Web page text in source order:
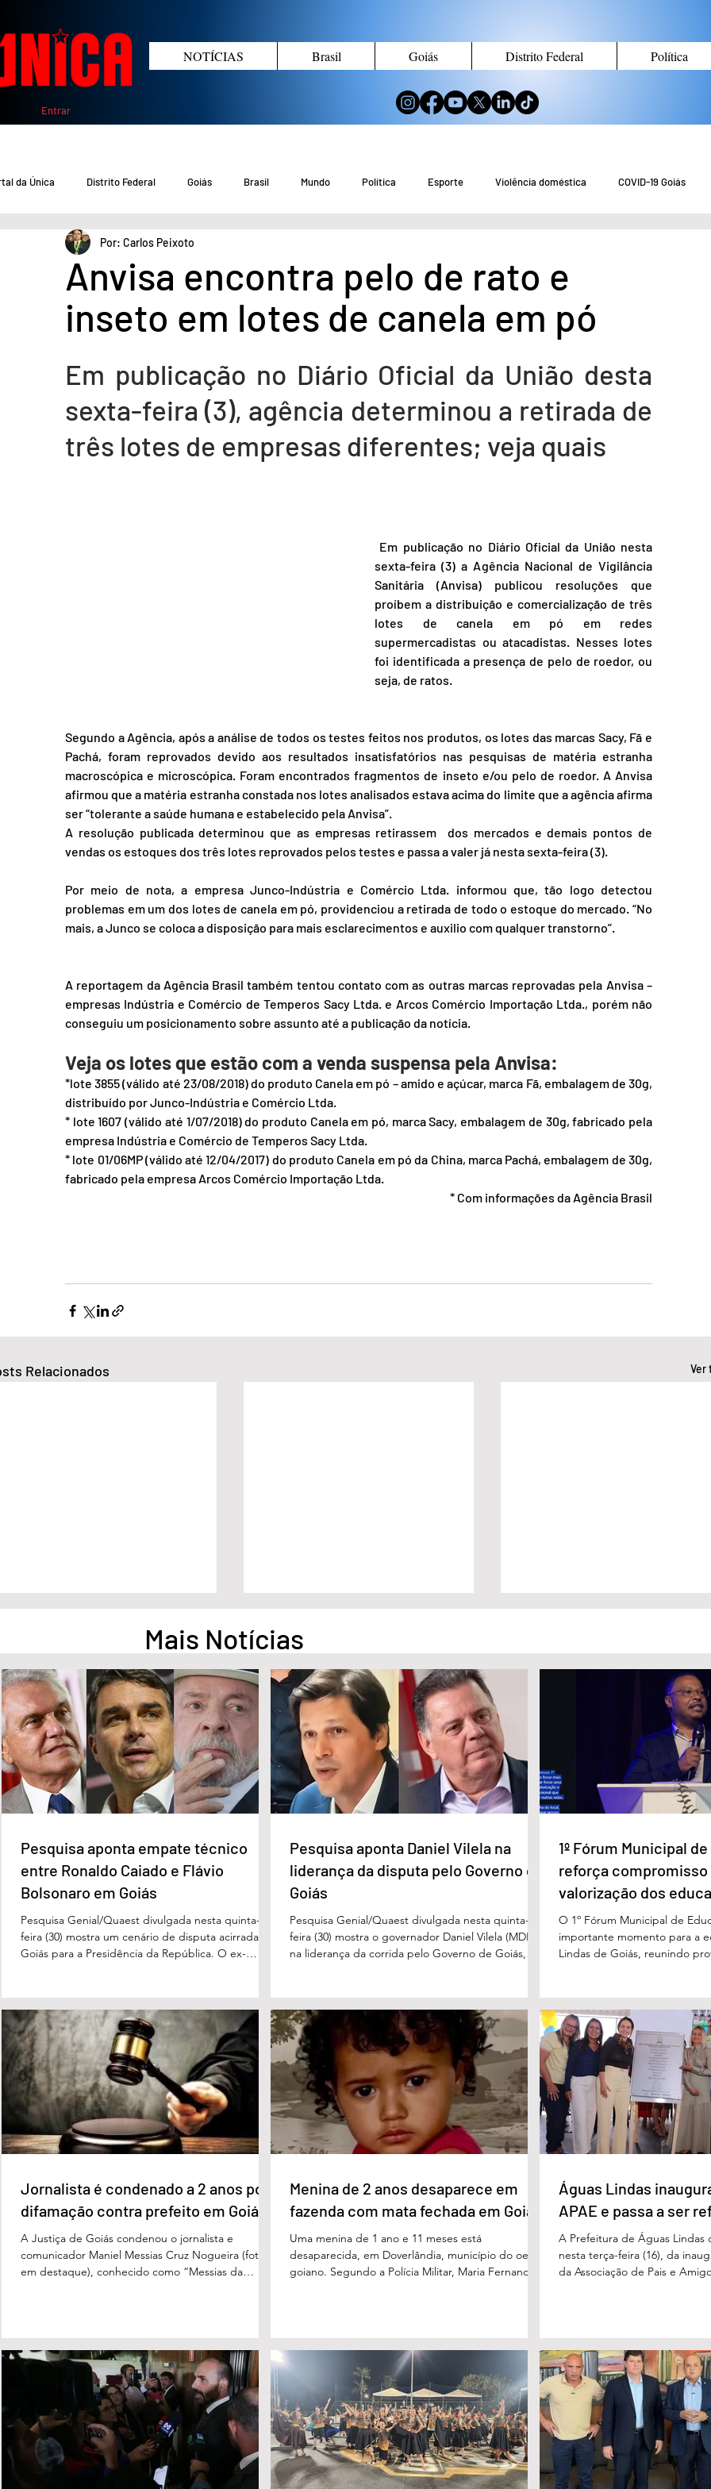
Entrar
NOTÍCIAS Brasil Goiás Distrito Federal Política
da Única Distrito Federal Goiás Brasil Mundo Política Esporte Violência doméstica COVID-19 Goiás
COVID-19 DF COVID-19 Brasil
Crime em Goiás Crimes no DF Educação Tecnologia
Acidente em Goiás Acidente no DF Entretenimento Transporte Segurança
Anvisa encontra pelo de rato e
inseto em lotes de canela em pó
Por: Carlos Peixoto
Em publicação no Diário Oficial da União desta
sexta-feira (3), agência determinou a retirada de
três lotes de empresas diferentes; veja quais
sexta-feira (3) a Agência Nacional de Vigilância
Sanitária (Anvisa) publicou resoluções que
proíbem a distribuição e comercialização de três
lotes de canela em pó em redes
supermercadistas ou atacadistas. Nesses lotes
foi identificada a presença de pelo de roedor, ou
seja, de ratos.
Segundo a Agência, após a análise de todos os testes feitos nos produtos, os lotes das marcas Sacy, Fã e
Pachá, foram reprovados devido aos resultados insatisfatórios nas pesquisas de matéria estranha
macroscópica e microscópica. Foram encontrados fragmentos de inseto e/ou pelo de roedor. A Anvisa
afirmou que a matéria estranha constada nos lotes analisados estava acima do limite que a agência afirma
ser “tolerante a saúde humana e estabelecido pela Anvisa”.
A resolução publicada determinou que as empresas retirassem  dos mercados e demais pontos de
vendas os estoques dos três lotes reprovados pelos testes e passa a valer já nesta sexta-feira (3).
Por meio de nota, a empresa Junco-Indústria e Comércio Ltda. informou que, tão logo detectou
problemas em um dos lotes de canela em pó, providenciou a retirada de todo o estoque do mercado. “No
mais, a Junco se coloca a disposição para mais esclarecimentos e auxilio com qualquer transtorno”.
A reportagem da Agência Brasil também tentou contato com as outras marcas reprovadas pela Anvisa –
empresas Indústria e Comércio de Temperos Sacy Ltda. e Arcos Comércio Importação Ltda., porém não
conseguiu um posicionamento sobre assunto até a publicação da notícia.
Veja os lotes que estão com a venda suspensa pela Anvisa:
*lote 3855 (válido até 23/08/2018) do produto Canela em pó – amido e açúcar, marca Fã, embalagem de 30g,
distribuído por Junco-Indústria e Comércio Ltda.
* lote 1607 (válido até 1/07/2018) do produto Canela em pó, marca Sacy, embalagem de 30g, fabricado pela
empresa Indústria e Comércio de Temperos Sacy Ltda.
* lote 01/06MP (válido até 12/04/2017) do produto Canela em pó da China, marca Pachá, embalagem de 30g,
fabricado pela empresa Arcos Comércio Importação Ltda.
* Com informações da Agência Brasil
Relacionados Ver
Pesquisa aponta empate
técnico entre Ronaldo Caiado
e Flávio Bolsonaro em Goiás
Pesquisa aponta Daniel Vilela
na liderança da disputa pelo
Governo de Goiás
1º Fórum Municipal de
Educação reforça
compromisso com a
valorização dos educadores
Mais Notícias
Pesquisa aponta empate técnico
entre Ronaldo Caiado e Flávio
Bolsonaro em Goiás
Pesquisa Genial/Quaest divulgada nesta quinta-
feira (30) mostra um cenário de disputa acirrada em
Goiás para a Presidência da República. O ex-
27%. Considerando a margem de erro de três
pontos percentuais, os dois estão em empate
técnico. Na terceira colocação está o presidente
Luiz Inácio Lula da Silva (PT), com 23% das
intenções de voto. Os
Pesquisa aponta Daniel Vilela na
liderança da disputa pelo Governo de
Goiás
Pesquisa Genial/Quaest divulgada nesta quinta-
feira (30) mostra o governador Daniel Vilela (MDB)
na liderança da corrida pelo Governo de Goiás,
turno, Daniel Vilela aparece com 37% das intenções
de voto, seguido pelo ex-governador Marconi
Perillo (PSDB), com 21%. Em seguida estão Wilder
Morais (PL), com 11%, Luis Cesar Bueno (PT), com
3%, e
1º Fórum Municipal
reforça compromisso
valorização dos
Águas Lindas
O 1º Fórum Municipal de
importante momento para a
Lindas de Goiás, reunindo
um papel fundamental na
gerações. Durante o evento,
de Educação, Denildson
fórum nasceu do desejo de
educadores muito mais do
Jornalista é condenado a 2 anos por
difamação contra prefeito em Goiás
A Justiça de Goiás condenou o jornalista e
comunicador Maniel Messias Cruz Nogueira (foto
em destaque), conhecido como “Messias da
proferida pelo juiz Hermes Pereira Vidigal, da Vara
Criminal da Comarca de Edéia. O jornalista
contesta a decisão e diz que sofre perseguição.
Apesar da condenação, a pena será cumprida em
regime inicialmente aberto e
Menina de 2 anos desaparece em
fazenda com mata fechada em Goiás
Uma menina de 1 ano e 11 meses está
desaparecida, em Doverlândia, município do oeste
goiano. Segundo a Polícia Militar, Maria Fernanda
terça-feira (16/6) não havia sido localizada. O Corpo
de Bombeiros realiza buscas na região, que é de
mata fechada e próxima ao Rio Paraíso. De acordo
com o tenente Vivaldo Alves da Silva Filho, da Polí
Águas Lindas
APAE e passa a ser
A Prefeitura de Águas Lindas
nesta terça-feira (16), da
da Associação de Pais e
avanço nas políticas públicas
especializada e atendimento
pessoas com deficiência. A
projetada para oferecer